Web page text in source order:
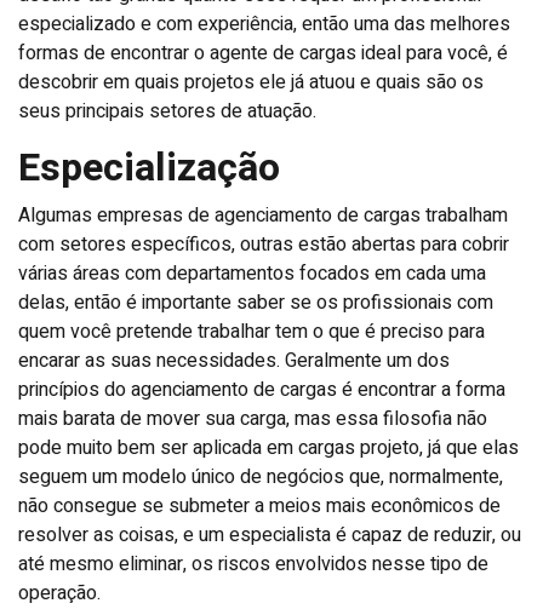
especializado e com experiência, então uma das melhores
formas de encontrar o agente de cargas ideal para você, é
descobrir em quais projetos ele já atuou e quais são os
seus principais setores de atuação.
Especialização
Algumas empresas de agenciamento de cargas trabalham
com setores específicos, outras estão abertas para cobrir
várias áreas com departamentos focados em cada uma
delas, então é importante saber se os profissionais com
quem você pretende trabalhar tem o que é preciso para
encarar as suas necessidades. Geralmente um dos
princípios do agenciamento de cargas é encontrar a forma
mais barata de mover sua carga, mas essa filosofia não
pode muito bem ser aplicada em cargas projeto, já que elas
seguem um modelo único de negócios que, normalmente,
não consegue se submeter a meios mais econômicos de
resolver as coisas, e um especialista é capaz de reduzir, ou
até mesmo eliminar, os riscos envolvidos nesse tipo de
operação.